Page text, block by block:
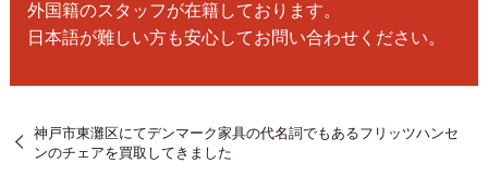
外国籍のスタッフが在籍しております。
日本語が難しい方も安心してお問い合わせください。
神戸市東灘区にてデンマーク家具の代名詞でもあるフリッツハンセ
ンのチェアを買取してきました